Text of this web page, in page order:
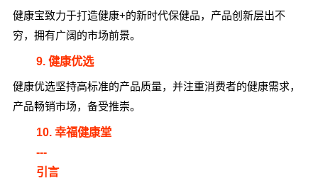
健康宝致力于打造健康+的新时代保健品，产品创新层出不
穷，拥有广阔的市场前景。
9. 健康优选
健康优选坚持高标准的产品质量，并注重消费者的健康需求，
产品畅销市场，备受推崇。
10. 幸福健康堂
---
引言